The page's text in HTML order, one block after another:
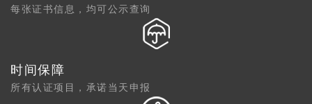
每张证书信息，均可公示查询
时间保障
所有认证项目，承诺当天申报